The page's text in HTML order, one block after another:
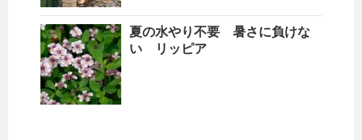
夏の水やり不要 暑さに負けな
い リッピア